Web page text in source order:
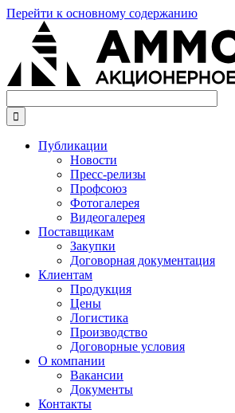
Перейти к основному содержанию

Публикации
Новости
Пресс-релизы
Профсоюз
Фотогалерея
Видеогалерея
Поставщикам
Закупки
Договорная документация
Клиентам
Продукция
Цены
Логистика
Производство
Договорные условия
О компании
Вакансии
Документы
Контакты